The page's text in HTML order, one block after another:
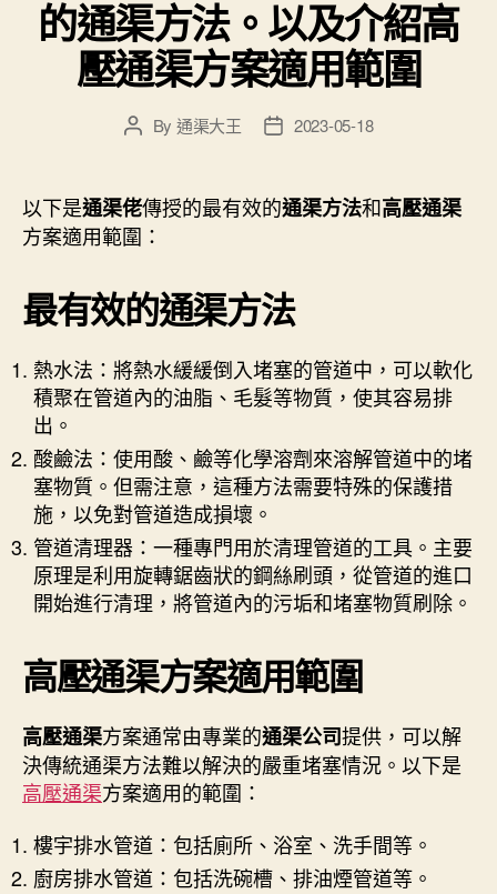
的通渠方法。以及介紹高
壓通渠方案適用範圍
PostBy 通渠大王
Post2023-05-18
以下是通渠佬傳授的最有效的通渠方法和高壓通渠
方案適用範圍：
最有效的通渠方法
熱水法：將熱水緩緩倒入堵塞的管道中，可以軟化
積聚在管道內的油脂、毛髮等物質，使其容易排
出。
酸鹼法：使用酸、鹼等化學溶劑來溶解管道中的堵
塞物質。但需注意，這種方法需要特殊的保護措
施，以免對管道造成損壞。
管道清理器：一種專門用於清理管道的工具。主要
原理是利用旋轉鋸齒狀的鋼絲刷頭，從管道的進口
開始進行清理，將管道內的污垢和堵塞物質刷除。
高壓通渠方案適用範圍
高壓通渠方案通常由專業的通渠公司提供，可以解
決傳統通渠方法難以解決的嚴重堵塞情況。以下是
高壓通渠方案適用的範圍：
樓宇排水管道：包括廁所、浴室、洗手間等。
廚房排水管道：包括洗碗槽、排油煙管道等。